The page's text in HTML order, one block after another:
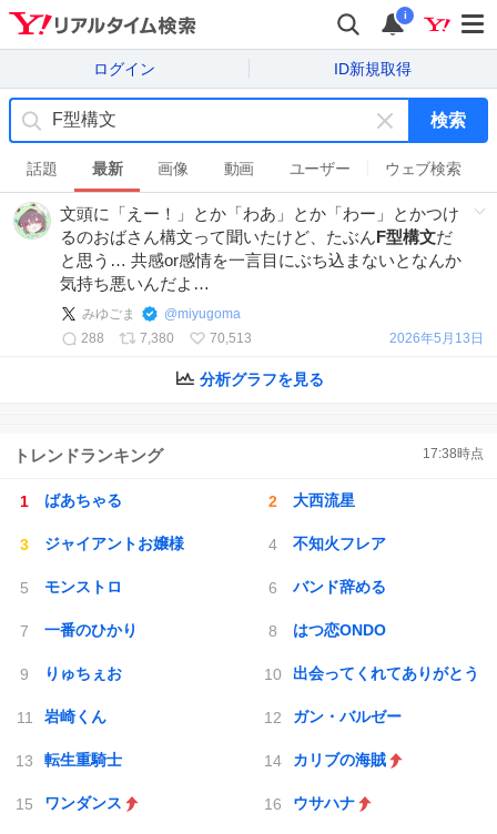
i
ログイン ID新規取得
キ
ー
ワ
ー
ド
を
検索
話題 最新 画像 動画 ユーザー ウェブ検索
文頭に「えー！」とか「わあ」とか「わー」とかつけ
るのおばさん構文って聞いたけど、たぶんF型構文だ
と思う… 共感or感情を一言目にぶち込まないとなんか
気持ち悪いんだよ…
みゆごま @miyugoma
288
7,380 70,513 2026年5月13日
分析グラフを見る
トレンドランキング 17:38時点
ばあちゃる 大西流星
ジャイアントお嬢様 不知火フレア
モンストロ バンド辞める
一番のひかり はつ恋ONDO
りゅちぇお 出会ってくれてありがとう
岩崎くん ガン・バルゼー
転生重騎士 カリブの海賊
ワンダンス ウサハナ